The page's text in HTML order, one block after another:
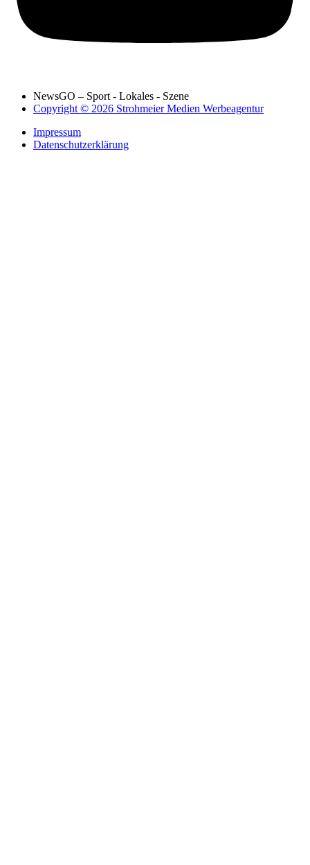
NewsGO – Sport - Lokales - Szene
Copyright © 2026 Strohmeier Medien Werbeagentur
Impressum
Datenschutzerklärung